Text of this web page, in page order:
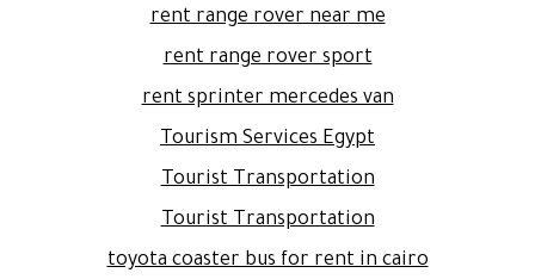
rent range rover near me
rent range rover sport
rent sprinter mercedes van
Tourism Services Egypt
Tourist Transportation
Tourist Transportation
toyota coaster bus for rent in cairo